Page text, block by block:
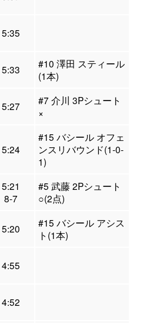
5:35
5:33
#10 澤田 スティール
(1本)
5:27
#7 介川 3Pシュート
×
5:24
#15 バシール オフェ
ンスリバウンド(1-0-
1)
5:21
8-7
#5 武藤 2Pシュート
○(2点)
5:20
#15 バシール アシス
ト(1本)
4:55
4:52